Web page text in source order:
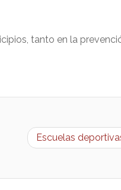
tanto en la
Escuelas